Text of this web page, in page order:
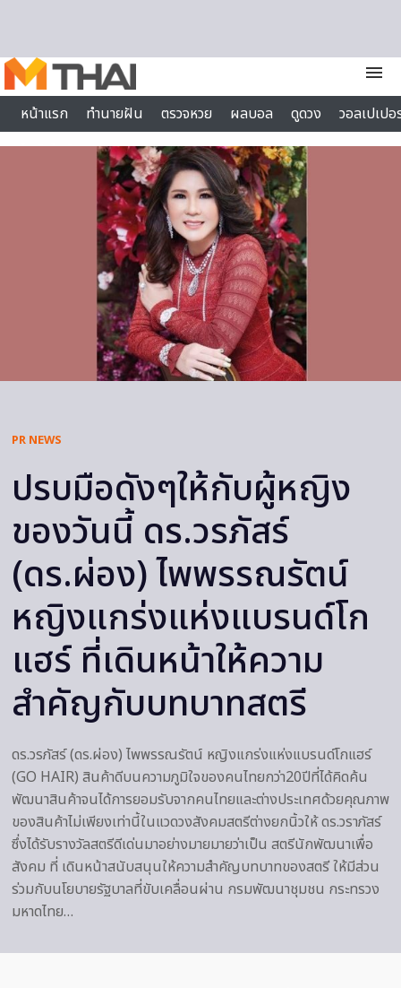
menu
หน้าแรก
ทำนายฝัน ตรวจหวย ผลบอล ดูดวง
วอลเปเป
ไลฟ์สไตล์
PR NEWS
ปรบมือดังๆให้กับผู้หญิง
ของวันนี้ ดร.วรภัสร์
(ดร.ผ่อง) ไพพรรณรัตน์
หญิงแกร่งแห่งแบรนด์โก
แฮร์ ที่เดินหน้าให้ความ
สำคัญกับบทบาทสตรี
ดร.วรภัสร์ (ดร.ผ่อง) ไพพรรณรัตน์ หญิงแกร่งแห่งแบรนด์โกแฮร์
(GO HAIR) สินค้าดีบนความภูมิใจของคนไทยกว่า20ปีที่ได้คิดค้น
พัฒนาสินค้าจนได้การยอมรับจากคนไทยและต่างประเทศด้วยคุณภาพ
ของสินค้าไม่เพียงเท่านี้ในแวดวงสังคมสตรีต่างยกนิ้วให้ ดร.วราภัสร์
ซึ่งได้รับรางวัลสตรีดีเด่นมาอย่างมายมายว่าเป็น สตรีนักพัฒนาเพื่อ
สังคม ที่ เดินหน้าสนับสนุนให้ความสำคัญบทบาทของสตรี ให้มีส่วน
ร่วมกับนโยบายรัฐบาลที่ขับเคลื่อนผ่าน กรมพัฒนาชุมชน กระทรวง
มหาดไทย…